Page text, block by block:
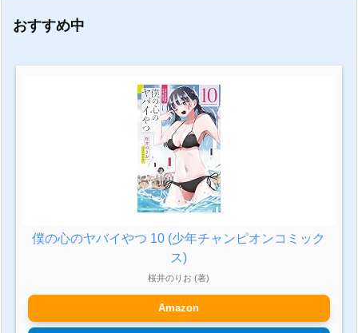
おすすめ中
僕の心のヤバイやつ 10 (少年チャンピオンコミック
ス)
桜井のりお (著)
Amazon